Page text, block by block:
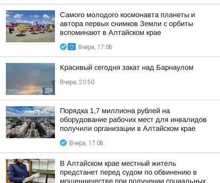
Самого молодого космонавта планеты и
автора первых снимков Земли с орбиты
вспоминают в Алтайском крае
Вчера, 17:08
Красивый сегодня закат над Барнаулом
Вчера, 20:50
Порядка 1,7 миллиона рублей на
оборудование рабочих мест для инвалидов
получили организации в Алтайском крае
Вчера, 17:08
В Алтайском крае местный житель
предстанет перед судом по обвинению в
мошенничестве при получении социальных